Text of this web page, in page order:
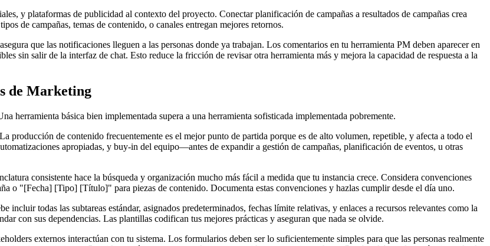
y plataformas de publicidad al contexto del proyecto. Conectar planificación de campañas a resultados de campañas crea
de campañas, temas de contenido, o canales entregan mejores retornos.
que las notificaciones lleguen a las personas donde ya trabajan. Los comentarios en tu herramienta PM deben aparecer en
sin salir de la interfaz de chat. Esto reduce la fricción de revisar otra herramienta más y mejora la capacidad de respuesta a la
de Marketing
herramienta básica bien implementada supera a una herramienta sofisticada implementada pobremente.
producción de contenido frecuentemente es el mejor punto de partida porque es de alto volumen, repetible, y afecta a todo el
apropiadas, y buy-in del equipo—antes de expandir a gestión de campañas, planificación de eventos, u otras
consistente hace la búsqueda y organización mucho más fácil a medida que tu instancia crece. Considera convenciones
o "[Fecha] [Tipo] [Título]" para piezas de contenido. Documenta estas convenciones y hazlas cumplir desde el día uno.
todas las subtareas estándar, asignados predeterminados, fechas límite relativas, y enlaces a recursos relevantes como la
con sus dependencias. Las plantillas codifican tus mejores prácticas y aseguran que nada se olvide.
externos interactúan con tu sistema. Los formularios deben ser lo suficientemente simples para que las personas realmente